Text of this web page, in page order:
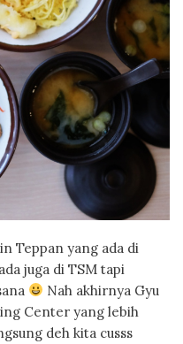
Teppan yang ada di
juga di TSM tapi
Nah akhirnya Gyu
Center yang lebih
deh kita cusss